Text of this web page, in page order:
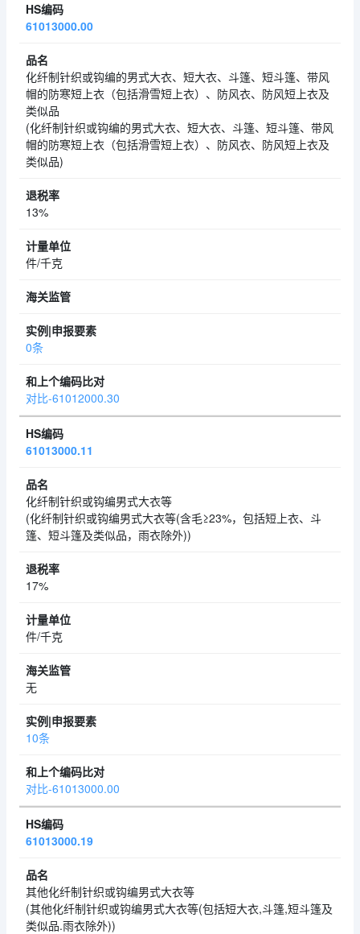
61013000.00
化纤制针织或钩编的男式大衣、短大衣、斗篷、短斗篷、带风
帽的防寒短上衣（包括滑雪短上衣）、防风衣、防风短上衣及
类似品
(化纤制针织或钩编的男式大衣、短大衣、斗篷、短斗篷、带风
帽的防寒短上衣（包括滑雪短上衣）、防风衣、防风短上衣及
类似品)
13%
件/千克
0条
对比-61012000.30
61013000.11
化纤制针织或钩编男式大衣等
(化纤制针织或钩编男式大衣等(含毛≥23%，包括短上衣、斗
篷、短斗篷及类似品，雨衣除外))
17%
件/千克
无
10条
对比-61013000.00
61013000.19
其他化纤制针织或钩编男式大衣等
(其他化纤制针织或钩编男式大衣等(包括短大衣,斗篷,短斗篷及
类似品.雨衣除外))